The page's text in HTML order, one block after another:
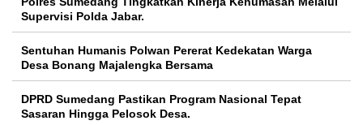
Supervisi Polda Jabar.
Sentuhan Humanis Polwan Pererat Kedekatan Warga
Desa Bonang Majalengka Bersama
DPRD Sumedang Pastikan Program Nasional Tepat
Sasaran Hingga Pelosok Desa.